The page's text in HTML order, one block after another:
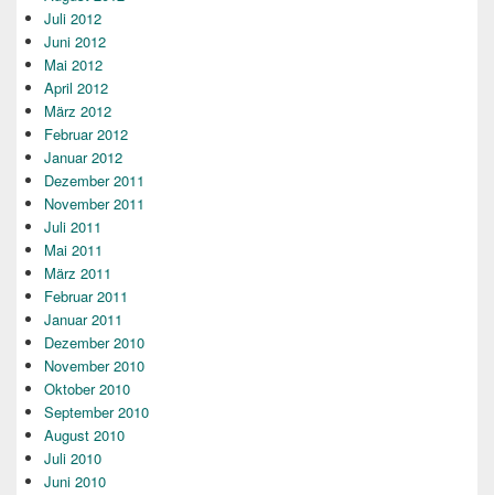
Juli 2012
Juni 2012
Mai 2012
April 2012
März 2012
Februar 2012
Januar 2012
Dezember 2011
November 2011
Juli 2011
Mai 2011
März 2011
Februar 2011
Januar 2011
Dezember 2010
November 2010
Oktober 2010
September 2010
August 2010
Juli 2010
Juni 2010